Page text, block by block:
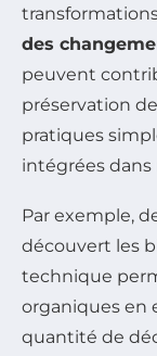
des
peuvent
préservation
pratiques
intégrées
Par exemple,
découvert les
technique
organiques en
quantité de